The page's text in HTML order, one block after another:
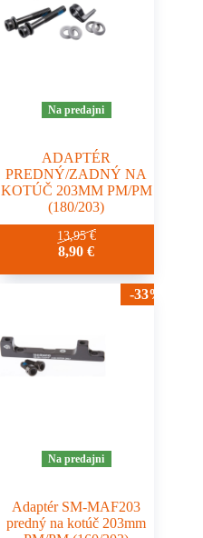
Na predajni
ADAPTÉR
PREDNÝ/ZADNÝ NA
KOTÚČ 203MM PM/PM
(180/203)
13,95€
8,90€
-33%
Na predajni
Adaptér SM-MAF203
predný na kotúč 203mm